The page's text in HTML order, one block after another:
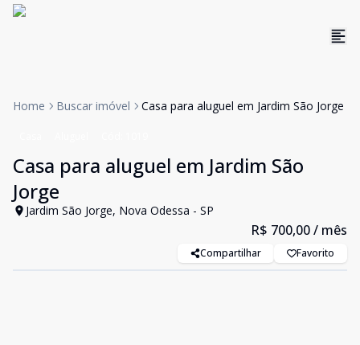
Home Buscar imóvel Casa para aluguel em Jardim São Jorge
Casa para aluguel em Jardim São
Jorge
Jardim São Jorge, Nova Odessa - SP
R$ 700,00/ mês
Compartilhar Favorito